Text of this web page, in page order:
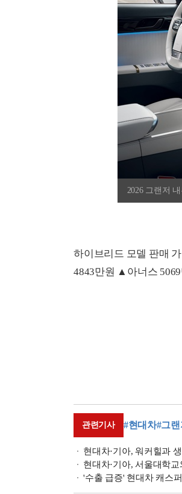
2026 그랜저
하이브리드 모델 판매
4843만원 ▲아너스
관련기사 #현대차#그랜
현대차·기아, 워커힐과
현대차·기아, 서울대학
'수출 급증' 현대차 캐스